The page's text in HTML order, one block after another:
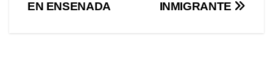
entradas
INMIGRANTE
EN ENSENADA